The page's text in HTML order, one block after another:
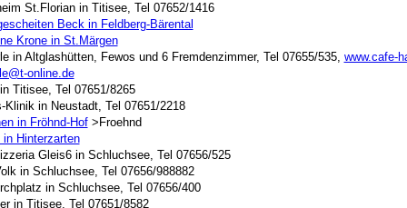
St.Florian in Titisee, Tel 07652/1416
Beck in Feldberg-Bärental
Krone in St.Märgen
in Altglashütten, Fewos und 6 Fremdenzimmer, Tel 07655/535, www.cafe-
online.de
Titisee, Tel 07651/8265
Klinik in Neustadt, Tel 07651/2218
in Fröhnd-Hof>Froehnd
Hinterzarten
Gleis6 in Schluchsee, Tel 07656/525
in Schluchsee, Tel 07656/988882
in Schluchsee, Tel 07656/400
in Titisee, Tel 07651/8582